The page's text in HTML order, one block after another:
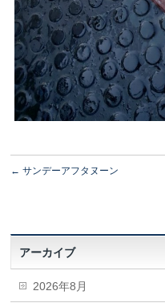
← サンデーアフタヌーン
アーカイブ
2026年8月